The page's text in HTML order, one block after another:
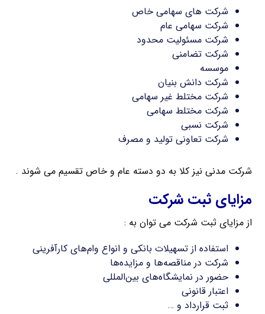
شرکت های سهامی خاص
شرکت سهامی عام
شرکت مسئولیت محدود
شرکت تضامنی
موسسه
شرکت دانش بنیان
شرکت مختلط غیر سهامی
شرکت مختلط سهامی
شرکت نسبی
شرکت تعاونی تولید و مصرف
شرکت مدنی نیز کلا به دو دسته عام و خاص تقسیم می شوند .
مزایای ثبت شرکت
از مزایای ثبت شرکت می توان به :
استفاده از تسهیلات بانکی و انواع وام‌های کارآفرینی
شرکت در مناقصه‌ها و مزایده‌ها
حضور در نمایشگاه‌های بین‌المللی
اعتبار قانونی
ثبت قرارداد و …